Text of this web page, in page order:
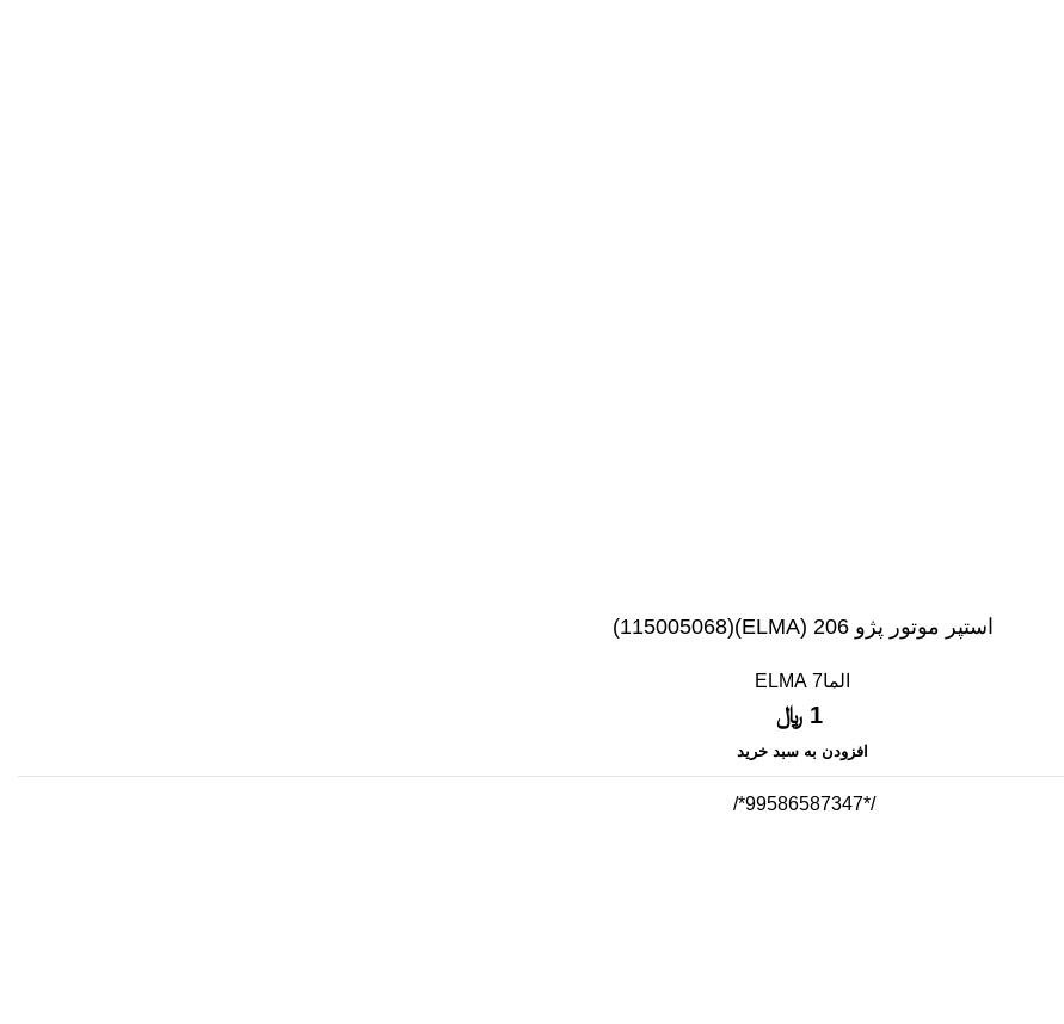
استپر موتور پژو 206 (ELMA)(115005068)
الما7 ELMA
1 ﷼
افزودن به سبد خرید
/*99586587347*/